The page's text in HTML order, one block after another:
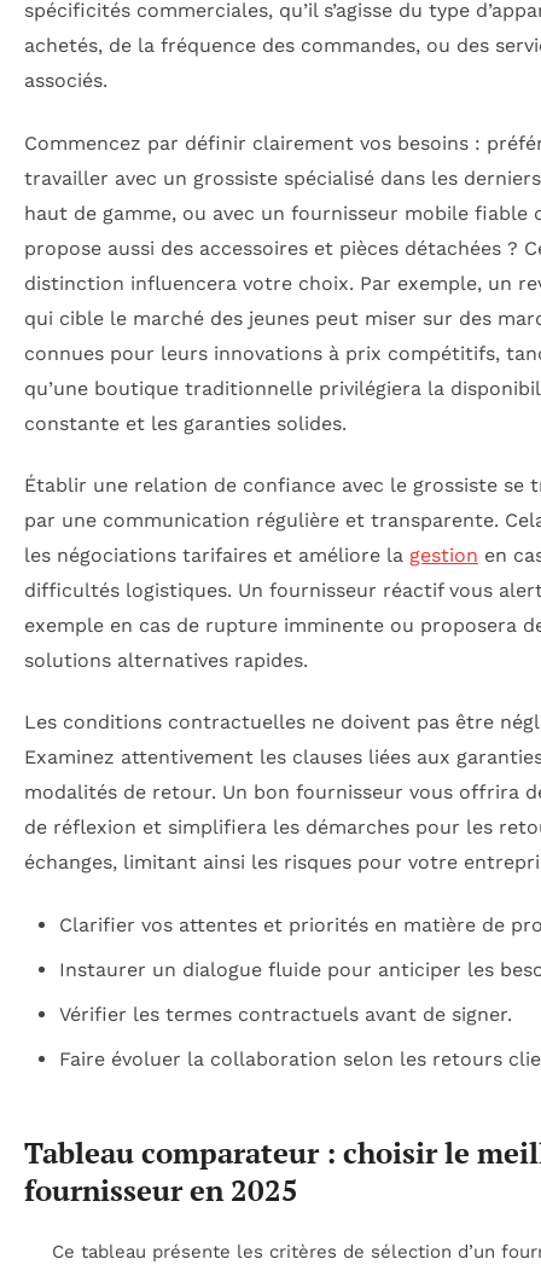
spécificités commerciales, qu’il s’agisse du type
achetés, de la fréquence des commandes, ou des
associés.
Commencez par définir clairement vos besoins :
travailler avec un grossiste spécialisé dans les
haut de gamme, ou avec un fournisseur mobile fiable
propose aussi des accessoires et pièces détachées ?
distinction influencera votre choix. Par exemple, un
qui cible le marché des jeunes peut miser sur des
connues pour leurs innovations à prix compétitifs,
qu’une boutique traditionnelle privilégiera la
constante et les garanties solides.
Établir une relation de confiance avec le grossiste se
par une communication régulière et transparente.
les négociations tarifaires et améliore la gestion en
difficultés logistiques. Un fournisseur réactif vous
exemple en cas de rupture imminente ou proposera
solutions alternatives rapides.
Les conditions contractuelles ne doivent pas être
Examinez attentivement les clauses liées aux
modalités de retour. Un bon fournisseur vous offrira
de réflexion et simplifiera les démarches pour les
échanges, limitant ainsi les risques pour votre
Clarifier vos attentes et priorités en matière de
Instaurer un dialogue fluide pour anticiper les
Vérifier les termes contractuels avant de signer.
Faire évoluer la collaboration selon les retours
Tableau comparateur : choisir le
fournisseur en 2025
Ce tableau présente les critères de sélection d’un